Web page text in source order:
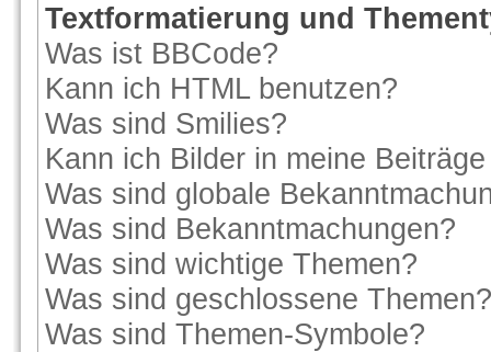
Textformatierung und
Was ist BBCode?
Kann ich HTML benutzen?
Was sind Smilies?
Kann ich Bilder in meine
Was sind globale
Was sind Bekanntmachungen?
Was sind wichtige Themen?
Was sind geschlossene Themen?
Was sind Themen-Symbole?